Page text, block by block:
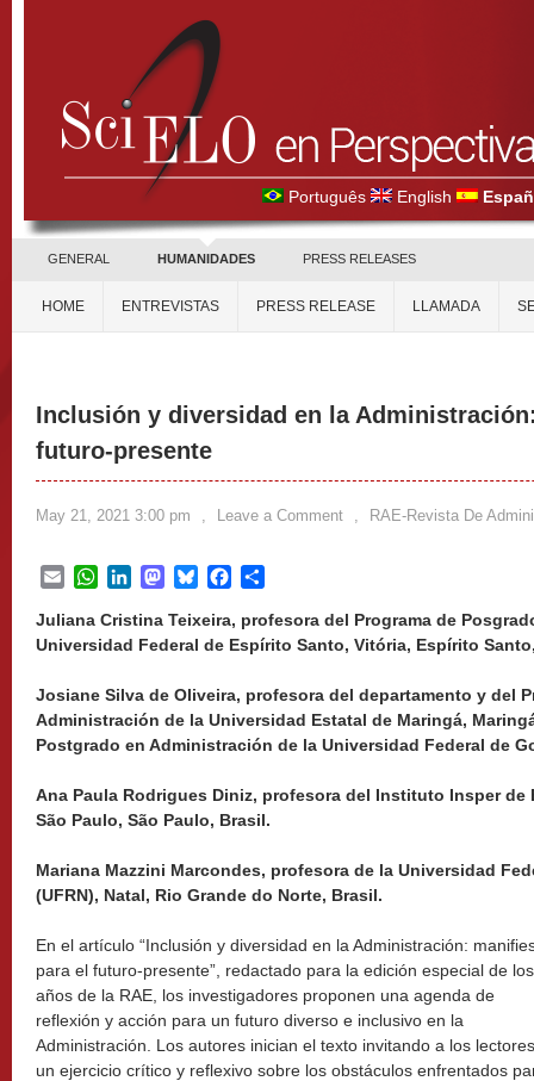
Português English
GENERAL HUMANIDADES PRESS RELEASES
HOME ENTREVISTAS PRESS RELEASE LLAMADA
Inclusión y diversidad en la
futuro-presente
May 21, 2021 3:00 pm , Leave a Comment , RAE-Revista De
EmailWhatsApp
LinkedInMastodon
BlueskyFacebook
Juliana Cristina Teixeira, profesora del Programa de
Universidad Federal de Espírito Santo, Vitória, Espírito
Josiane Silva de Oliveira, profesora del departamento y del
Administración de la Universidad Estatal de Maringá,
Postgrado en Administración de la Universidad Federal de
Ana Paula Rodrigues Diniz, profesora del Instituto Insper
São Paulo, São Paulo, Brasil.
Mariana Mazzini Marcondes, profesora de la Universidad
(UFRN), Natal, Rio Grande do Norte, Brasil.
En el artículo “Inclusión y diversidad en la Administración:
para el futuro-presente”, redactado para la edición especial de
años de la RAE, los investigadores proponen una agenda de
reflexión y acción para un futuro diverso e inclusivo en la
Administración. Los autores inician el texto invitando a los
un ejercicio crítico y reflexivo sobre los obstáculos enfrentados